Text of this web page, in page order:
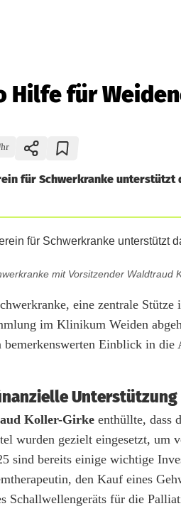
Hilfe für
für Schwerkranke
mit Vorsitzender
eine zentrale
im Klinikum Weiden
bemerkenswerten Einblick in
Unterstützung
Koller-Girke enthüllte, dass
wurden gezielt eingesetzt, um
sind bereits einige wichtige
den Kauf eines
Schallwellengeräts für die